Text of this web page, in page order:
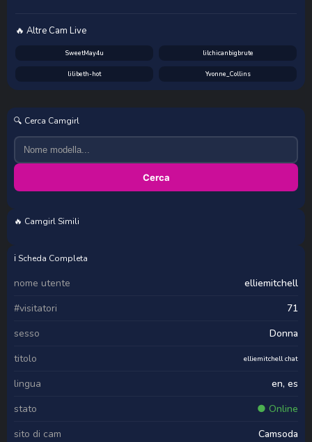
🔥 Altre Cam Live
SweetMay4u lilchicanbigbrute
lilibeth-hot Yvonne_Collins
🔍 Cerca Camgirl
Cerca
🔥 Camgirl Simili
ℹ️ Scheda Completa
nome utente
elliemitchell
#visitatori
71
sesso
Donna
titolo
elliemitchell chat
lingua
en, es
stato
● Online
sito di cam
Camsoda